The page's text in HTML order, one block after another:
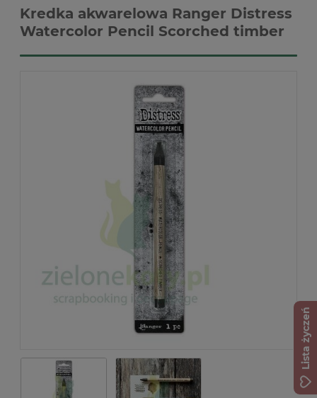
Kredka akwarelowa Ranger Distress
Watercolor Pencil Scorched timber
Lista życzeń